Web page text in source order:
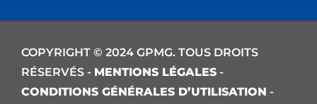
COPYRIGHT © 2024 GPMG. TOUS DROITS
RÉSERVÉS - MENTIONS LÉGALES -
CONDITIONS GÉNÉRALES D’UTILISATION -